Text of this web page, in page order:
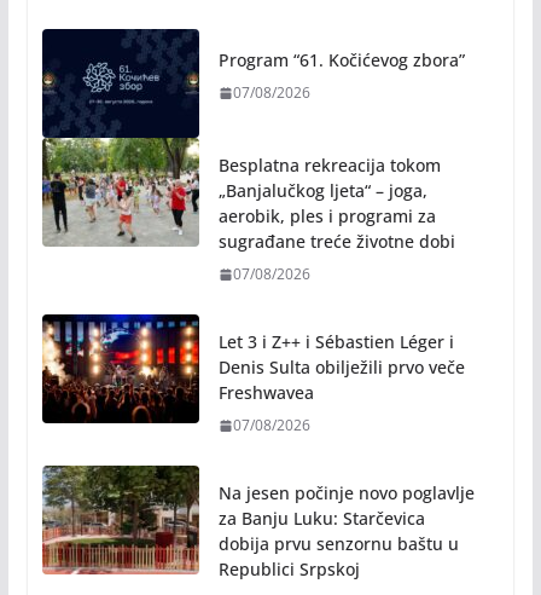
Program “61. Kočićevog zbora”
07/08/2026
Besplatna rekreacija tokom
„Banjalučkog ljeta“ – joga,
aerobik, ples i programi za
sugrađane treće životne dobi
07/08/2026
Let 3 i Z++ i Sébastien Léger i
Denis Sulta obilježili prvo veče
Freshwavea
07/08/2026
Na jesen počinje novo poglavlje
za Banju Luku: Starčevica
dobija prvu senzornu baštu u
Republici Srpskoj